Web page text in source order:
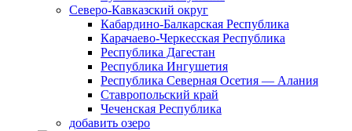
Северо-Кавказский округ
Кабардино-Балкарская Республика
Карачаево-Черкесская Республика
Республика Дагестан
Республика Ингушетия
Республика Северная Осетия — Алания
Ставропольский край
Чеченская Республика
добавить озеро